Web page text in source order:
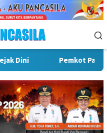
Literasi Digital Untuk